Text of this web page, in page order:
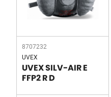
8707232
UVEX
UVEX SILV-AIR E
FFP2 R D